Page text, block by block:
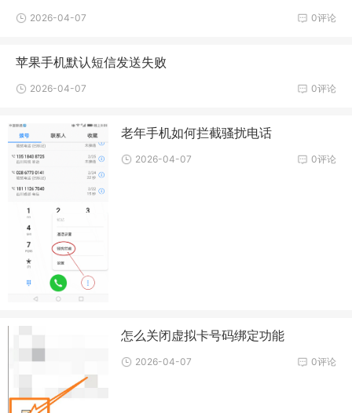
0评论
2026-04-07
苹果手机默认短信发送失败
0评论
2026-04-07
老年手机如何拦截骚扰电话
0评论
2026-04-07
怎么关闭虚拟卡号码绑定功能
0评论
2026-04-07